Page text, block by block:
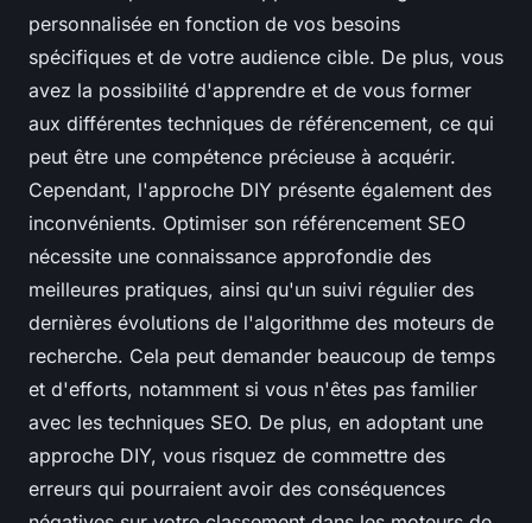
personnalisée en fonction de vos besoins
spécifiques et de votre audience cible. De plus, vous
avez la possibilité d'apprendre et de vous former
aux différentes techniques de référencement, ce qui
peut être une compétence précieuse à acquérir.
Cependant, l'approche DIY présente également des
inconvénients. Optimiser son référencement SEO
nécessite une connaissance approfondie des
meilleures pratiques, ainsi qu'un suivi régulier des
dernières évolutions de l'algorithme des moteurs de
recherche. Cela peut demander beaucoup de temps
et d'efforts, notamment si vous n'êtes pas familier
avec les techniques SEO. De plus, en adoptant une
approche DIY, vous risquez de commettre des
erreurs qui pourraient avoir des conséquences